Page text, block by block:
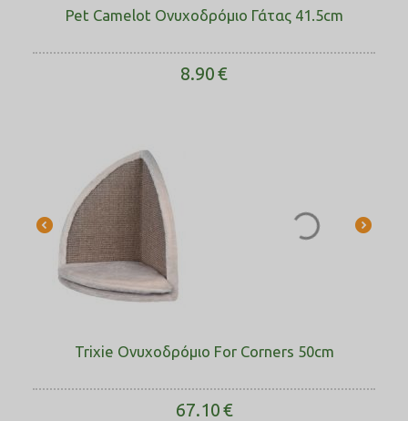
Pet Camelot Ονυχοδρόμιο Γάτας 41.5cm
8.90€
Trixie Ονυχοδρόμιο For Corners 50cm
67.10€